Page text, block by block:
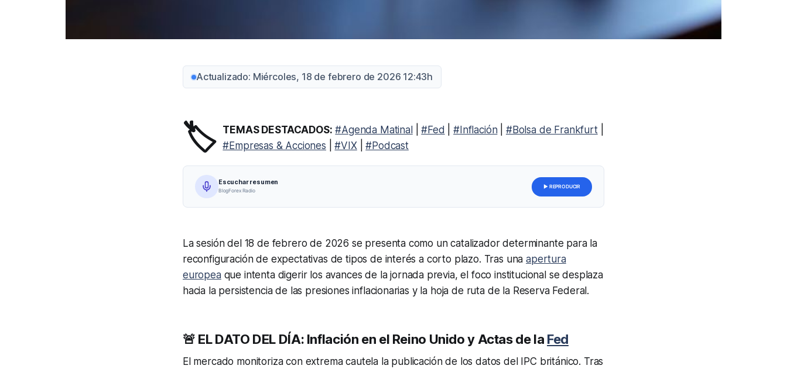
Actualizado: Miércoles, 18 de febrero de 2026 12:43h
🏷️ TEMAS DESTACADOS: #Agenda Matinal |#Fed |#Inflación| #Bolsa de Frankfurt|
#Empresas & Acciones |#VIX|#Podcast
Escuchar resumen
BlogForex Radio
▶ REPRODUCIR
La sesión del 18 de febrero de 2026 se presenta como un catalizador determinante para la
reconfiguración de expectativas de tipos de interés a corto plazo. Tras unaapertura
europeaque intenta digerir los avances de la jornada previa, el foco institucional se desplaza
hacia la persistencia de las presiones inflacionarias y la hoja de ruta de la Reserva Federal.
🚨 EL DATO DEL DÍA: Inflación en el Reino Unido y Actas de la Fed
El mercado monitoriza con extrema cautela la publicación de los datos del IPC británico. Tras